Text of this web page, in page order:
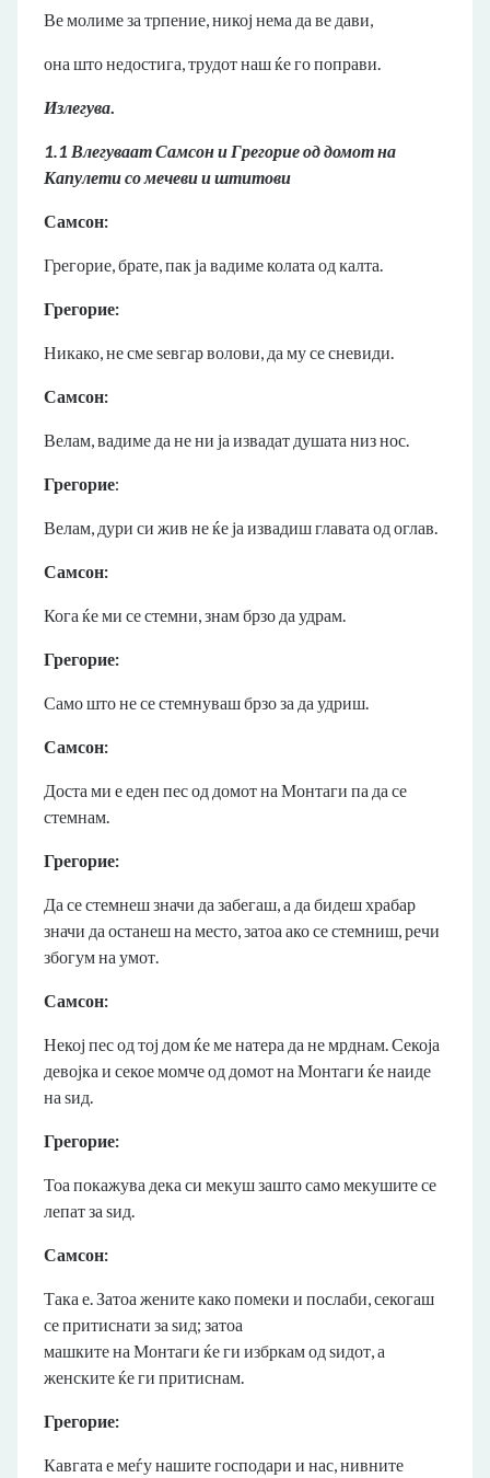
Ве молиме за трпение, никој нема да ве дави,
она што недостига, трудот наш ќе го поправи.
Излегува.
1.1 Влегуваат Самсон и Грегорие од домот на
Капулети со мечеви и штитови
Самсон:
Грегорие, брате, пак ја вадиме колата од калта.
Грегорие:
Никако, не сме ѕевгар волови, да му се сневиди.
Самсон:
Велам, вадиме да не ни ја извадат душата низ нос.
Грегорие:
Велам, дури си жив не ќе ја извадиш главата од оглав.
Самсон:
Кога ќе ми се стемни, знам брзо да удрам.
Грегорие:
Само што не се стемнуваш брзо за да удриш.
Самсон:
Доста ми е еден пес од домот на Монтаги па да се
стемнам.
Грегорие:
Да се стемнеш значи да забегаш, а да бидеш храбар
значи да останеш на место, затоа ако се стемниш, речи
збогум на умот.
Самсон:
Некој пес од тој дом ќе ме натера да не мрднам. Секоја
девојка и секое момче од домот на Монтаги ќе наиде
на ѕид.
Грегорие:
Тоа покажува дека си мекуш зашто само мекушите се
лепат за ѕид.
Самсон:
Така е. Затоа жените како помеки и послаби, секогаш
се притиснати за ѕид; затоа
машките на Монтаги ќе ги избркам од ѕидот, а
женските ќе ги притиснам.
Грегорие:
Кавгата е меѓу нашите господари и нас, нивните